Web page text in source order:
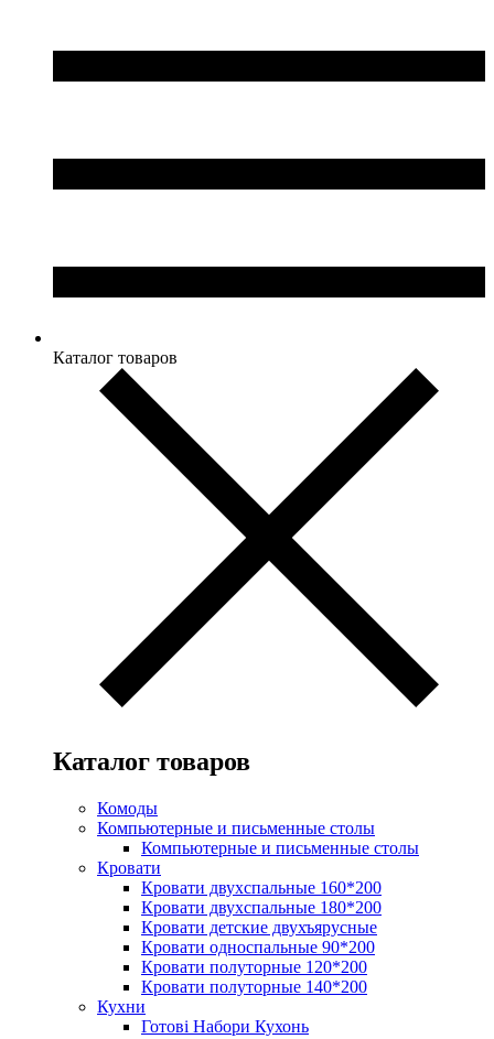
Каталог товаров
Каталог товаров
Комоды
Компьютерные и письменные столы
Компьютерные и письменные столы
Кровати
Кровати двухспальные 160*200
Кровати двухспальные 180*200
Кровати детские двухъярусные
Кровати односпальные 90*200
Кровати полуторные 120*200
Кровати полуторные 140*200
Кухни
Готові Набори Кухонь